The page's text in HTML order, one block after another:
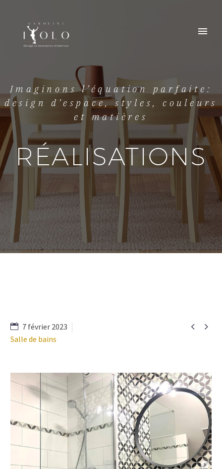
Imaginons l’équation parfaite:
design d’espace, styles, couleurs
et matières
RÉALISATIONS
 
7 février 2023
Salle de bains